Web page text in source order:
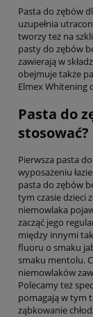
Pasta do zębów
uzupełnia
tworzy też na
pasty do zębów
zawierają w
obejmuje także
Elmex Whitening
Pasta do
stosować?
Pierwsza pasta
wyposażeniu
pasta do zębów
tym czasie dzieci
niemowlaka
zacząć jego
między innymi
fluoru o smaku
smaku mentolu.
niemowlaków
Polecamy też
pomagają w tym
ząbkowanie